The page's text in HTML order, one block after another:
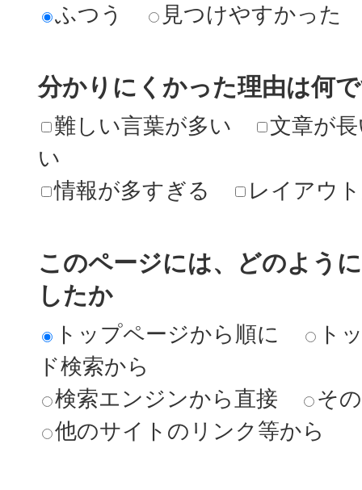
ふつう 見つけやすかった
分かりにくかった理由は何
難しい言葉が多い
文章が
い
情報が多すぎる
レイアウ
このページには、どのよう
したか
トップページから順に
ト
ド検索から
検索エンジンから直接
そ
他のサイトのリンク等から